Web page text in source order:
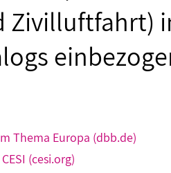
Zivilluftfahrt)
Thema Europa (dbb.de)
(cesi.org)